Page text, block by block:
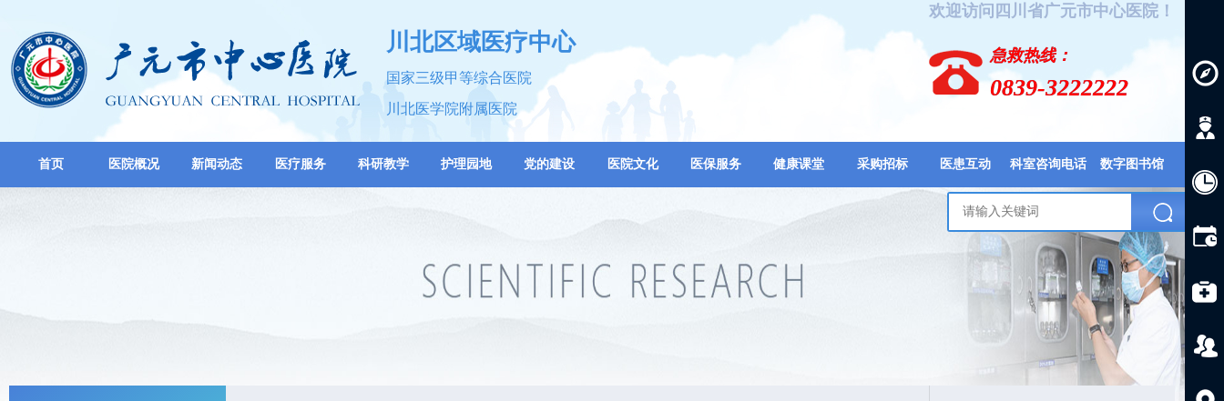
川北区域医疗中心
国家三级甲等综合医院
川北医学院附属医院
欢迎访问四川省广元市中心医院！
急救热线：
0839-3222222
首页 医院概况 新闻动态 医疗服务 科研教学 护理园地 党的建设 医院文化 医保服务 健康课堂 采购招标 医患互动 科室咨询电话 数字图书馆